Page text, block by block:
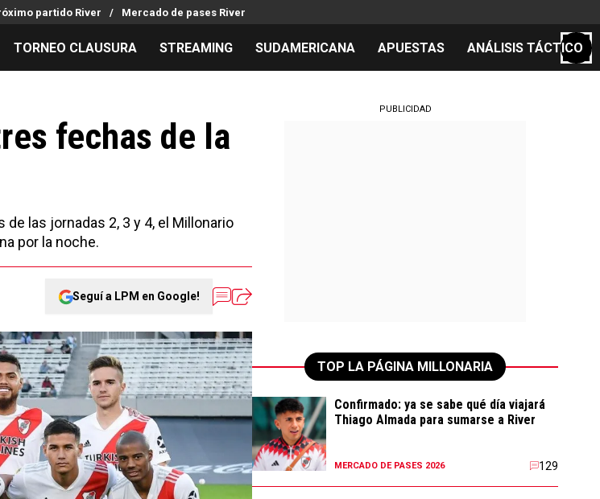
partido River Mercado de pases River
Streaming
Entradas
Noticias
Guías
TORNEO CLAUSURA STREAMING SUDAMERICANA APUESTAS ANÁLISIS TÁCTICO
fechas de la
las jornadas 2, 3 y 4, el Millonario
por la noche.
Seguí a LPM en Google!
PUBLICIDAD
TOP LA PÁGINA MILLONARIA
Confirmado: ya se sabe qué día viajará
Thiago Almada para sumarse a River
MERCADO DE PASES 2026 129